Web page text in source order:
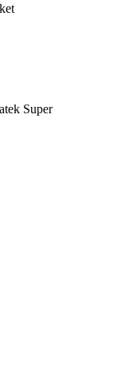
Super